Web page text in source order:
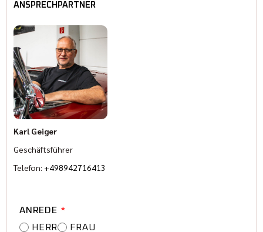
ANSPRECHPARTNER
Karl Geiger
Geschäftsführer
Telefon: +498942716413
ANREDE *
HERR
FRAU